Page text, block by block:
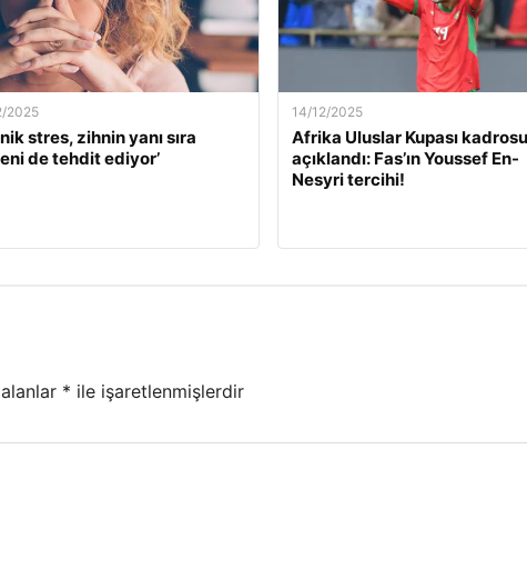
2025
stres, zihnin yanı sıra
de tehdit ediyor’
14/12/2025
Afrika Uluslar Kupası kadrosu
açıklandı: Fas’ın Youssef En-
Nesyri tercihi!
* ile işaretlenmişlerdir